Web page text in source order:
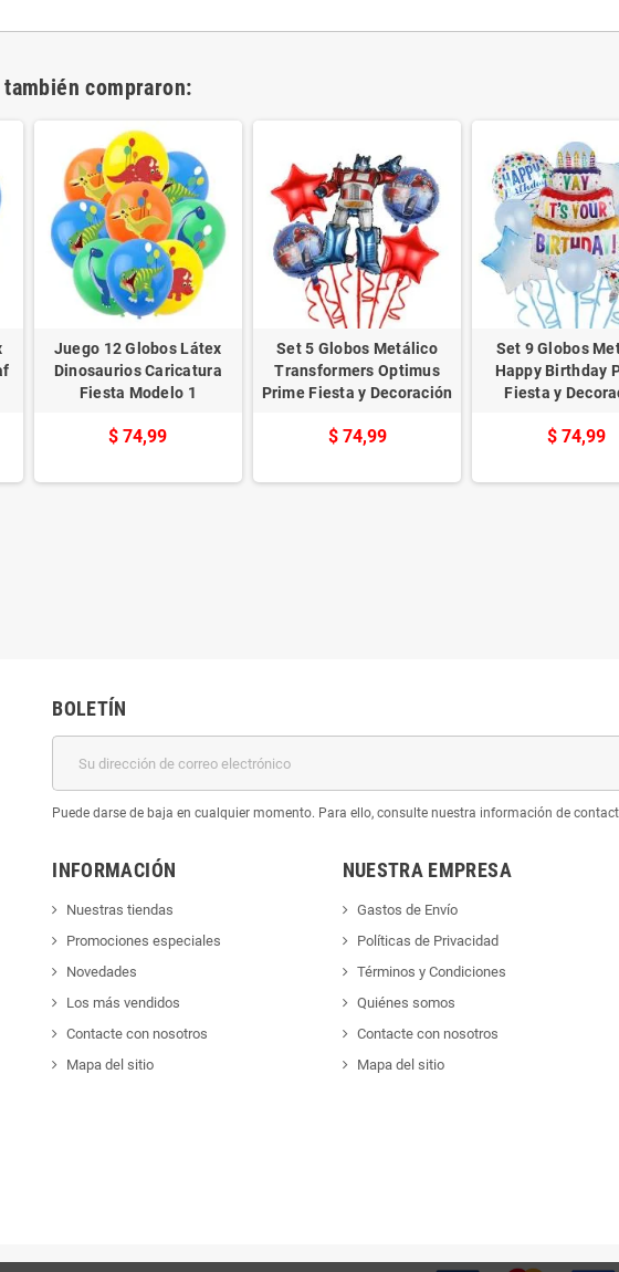
compraron:
Juego 12 Globos Látex
Dinosaurios Caricatura
Fiesta Modelo 1
$ 74,99
Set 5 Globos Metálico
Transformers Optimus
Prime Fiesta y Decoración
$ 74,99
Set 9 Globos
Happy Birthday
Fiesta y
$ 74,99
BOLETÍN
Puede darse de baja en cualquier momento. Para ello, consulte nuestra información de
INFORMACIÓN
Nuestras tiendas
Promociones especiales
Novedades
Los más vendidos
Contacte con nosotros
Mapa del sitio
NUESTRA EMPRESA
Gastos de Envío
Políticas de Privacidad
Términos y Condiciones
Quiénes somos
Contacte con nosotros
Mapa del sitio